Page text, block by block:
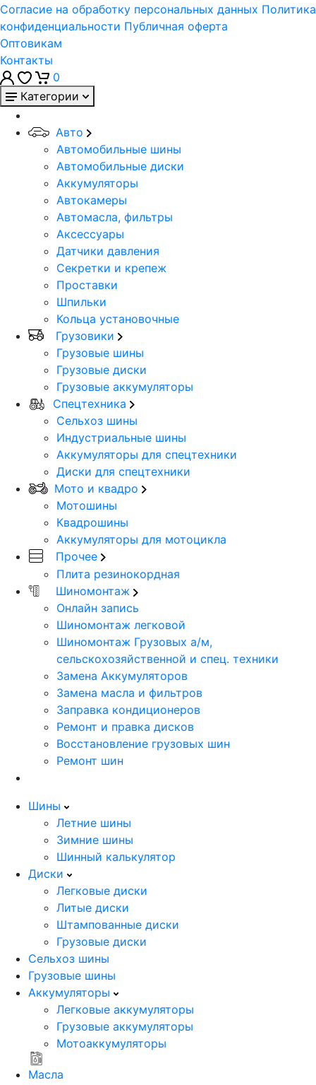
Согласие на обработку персональных данных Политика
конфиденциальности Публичная оферта
Оптовикам
Контакты
0
Категории
Авто
Автомобильные шины
Автомобильные диски
Аккумуляторы
Автокамеры
Автомасла, фильтры
Аксессуары
Датчики давления
Секретки и крепеж
Проставки
Шпильки
Кольца установочные
Грузовики
Грузовые шины
Грузовые диски
Грузовые аккумуляторы
Спецтехника
Сельхоз шины
Индустриальные шины
Аккумуляторы для спецтехники
Диски для спецтехники
Мото и квадро
Мотошины
Квадрошины
Аккумуляторы для мотоцикла
Прочее
Плита резинокордная
Шиномонтаж
Онлайн запись
Шиномонтаж легковой
Шиномонтаж Грузовых а/м,
сельскохозяйственной и спец. техники
Замена Аккумуляторов
Замена масла и фильтров
Заправка кондиционеров
Ремонт и правка дисков
Восстановление грузовых шин
Ремонт шин
Шины
Летние шины
Зимние шины
Шинный калькулятор
Диски
Легковые диски
Литые диски
Штампованные диски
Грузовые диски
Сельхоз шины
Грузовые шины
Аккумуляторы
Легковые аккумуляторы
Грузовые аккумуляторы
Мотоаккумуляторы
Масла